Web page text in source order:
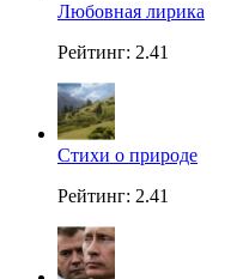
Любовная лирика
Рейтинг: 2.41
Стихи о природе
Рейтинг: 2.41